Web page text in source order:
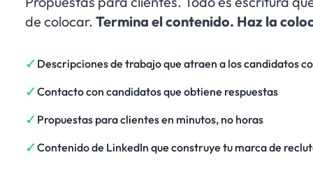
de colocar. Termina el contenido. Haz la
✓ Descripciones de trabajo que atraen a los candidatos
✓Contacto con candidatos que obtiene respuestas
✓ Propuestas para clientes en minutos, no horas
✓Contenido de LinkedIn que construye tu marca de